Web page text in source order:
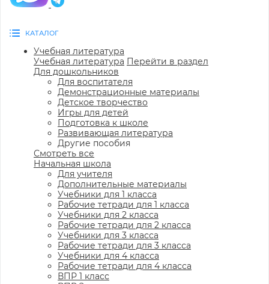
КАТАЛОГ
Учебная литература
Учебная литература Перейти в раздел
Для дошкольников
Для воспитателя
Демонстрационные материалы
Детское творчество
Игры для детей
Подготовка к школе
Развивающая литература
Другие пособия
Смотреть все
Начальная школа
Для учителя
Дополнительные материалы
Учебники для 1 класса
Рабочие тетради для 1 класса
Учебники для 2 класса
Рабочие тетради для 2 класса
Учебники для 3 класса
Рабочие тетради для 3 класса
Учебники для 4 класса
Рабочие тетради для 4 класса
ВПР 1 класс